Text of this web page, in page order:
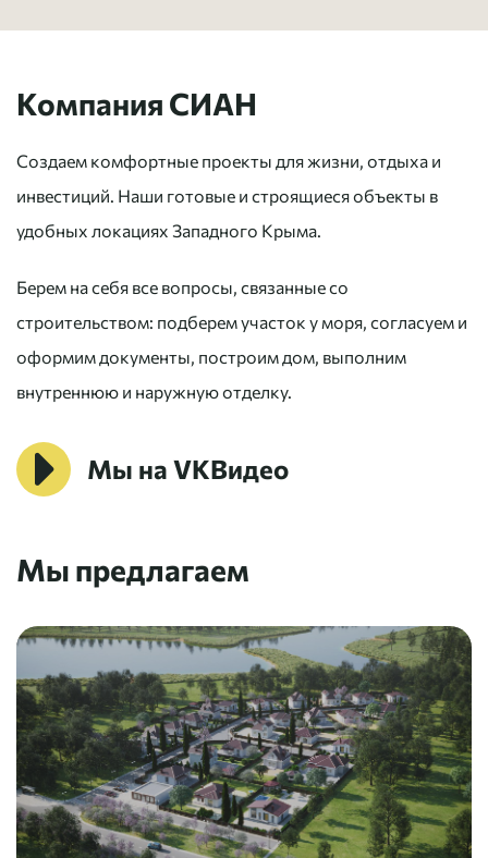
Компания СИАН
Создаем комфортные проекты для жизни, отдыха и
инвестиций. Наши готовые и строящиеся объекты в
удобных локациях Западного Крыма.
Берем на себя все вопросы, связанные со
строительством: подберем участок у моря, согласуем и
оформим документы, построим дом, выполним
внутреннюю и наружную отделку.
Мы на VKВидео
Мы предлагаем